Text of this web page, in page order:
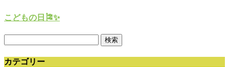
こどもの日🎏✨️
カテゴリー